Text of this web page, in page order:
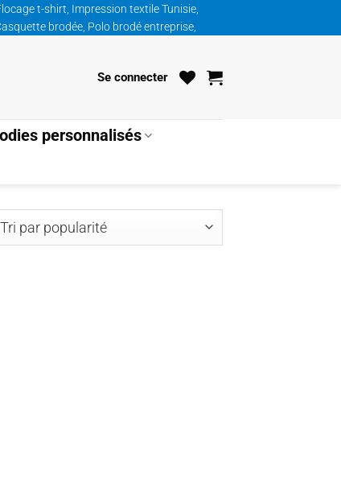
t-shirt, Impression textile Tunisie,
brodée, Polo brodé entreprise,
Se connecter
personnalisés